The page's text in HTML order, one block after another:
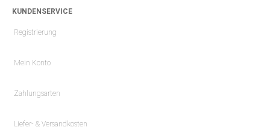
KUNDENSERVICE
Registrierung
Mein Konto
Zahlungsarten
Liefer- & Versandkosten